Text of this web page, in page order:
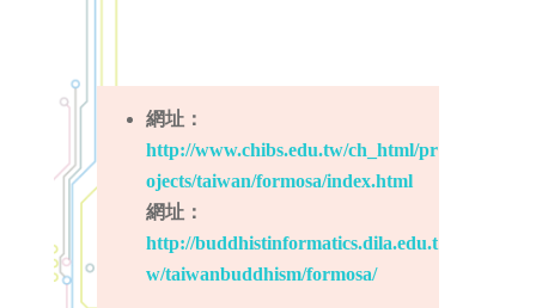
網址：
http://www.chibs.edu.tw/ch_html/pr
ojects/taiwan/formosa/index.html
網址：
http://buddhistinformatics.dila.edu.t
w/taiwanbuddhism/formosa/